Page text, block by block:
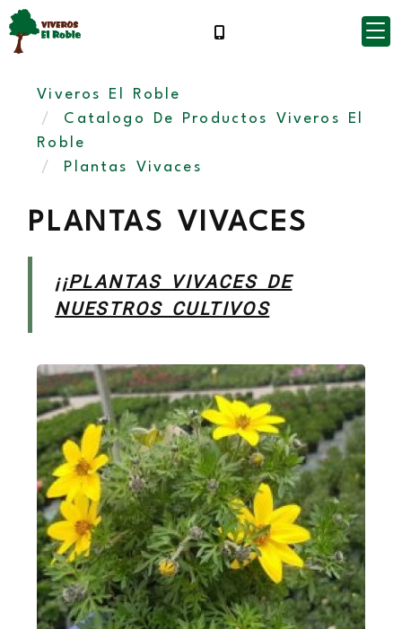
Viveros El Roble
Catalogo De Productos Viveros El
Roble
Plantas Vivaces
PLANTAS VIVACES
¡¡PLANTAS VIVACES DE
NUESTROS CULTIVOS